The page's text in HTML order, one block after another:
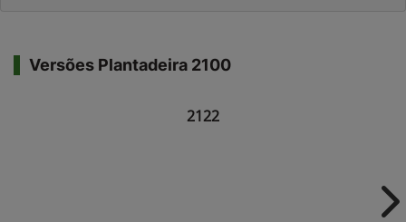
Versões Plantadeira 2100
2122